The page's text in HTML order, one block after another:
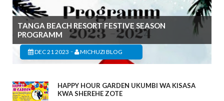
TANGA BEACH RESORT FESTIVE SEASON
PROGRAMM
DEC 21 2023 - MICHUZI BLOG
HAPPY HOUR GARDEN UKUMBI WA KISASA
KWA SHEREHE ZOTE